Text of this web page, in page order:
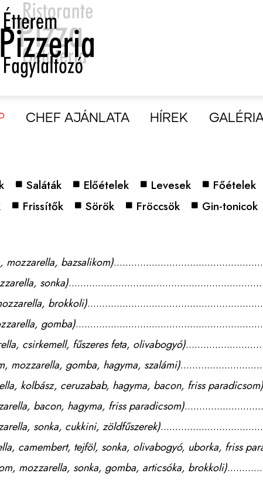
CHEF AJÁNLATA HÍREK
Saláták Előételek Levesek Főételek
Frissítők Sörök Fröccsök Gin-tonicok
mozzarella, bazsalikom)
sonka)
brokkoli)
gomba)
csirkemell, fűszeres feta, olivabogyó)
mozzarella, gomba, hagyma, szalámi)
kolbász, ceruzabab, hagyma, bacon, friss paradicsom)
bacon, hagyma, friss paradicsom)
sonka, cukkini, zöldfűszerek)
camembert, tejföl, sonka, olivabogyó, uborka, friss
mozzarella, sonka, gomba, articsóka, brokkoli)